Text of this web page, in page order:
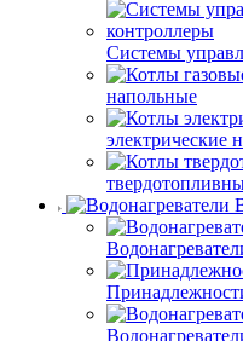
Системы
напольные
электрические